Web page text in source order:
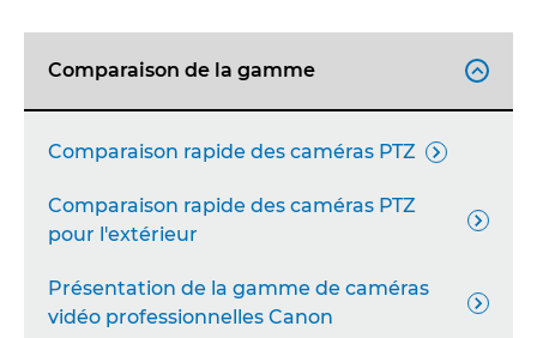
Comparaison de la gamme 
Comparaison rapide des caméras PTZ 
Comparaison rapide des caméras PTZ
pour l'extérieur

Présentation de la gamme de caméras
vidéo professionnelles Canon
